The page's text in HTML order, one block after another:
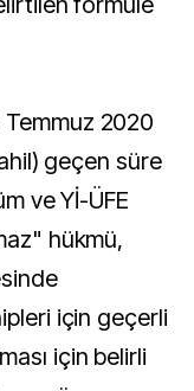
2020
geçen süre
ve Yİ-ÜFE
hükmü,
için geçerli
için belirli